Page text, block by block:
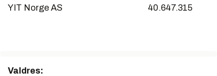
YIT Norge AS 40.647.315
Valdres: